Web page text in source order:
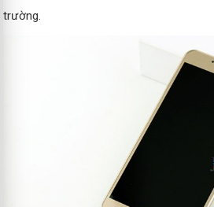
trường.